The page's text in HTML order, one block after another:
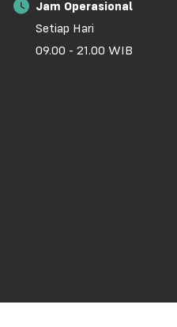
Jam Operasional
Setiap Hari
09.00 - 21.00 WIB